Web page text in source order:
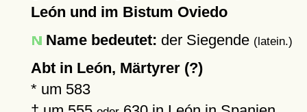
León und im Bistum Oviedo
Name bedeutet: der Siegende (latein.)
Abt in León, Märtyrer (?)
* um 583